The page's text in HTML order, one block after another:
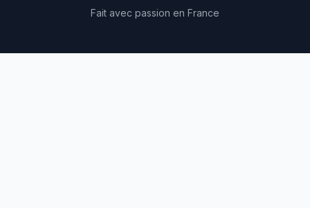
Fait avec passion en France